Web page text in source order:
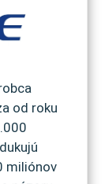
od roku
miliónov